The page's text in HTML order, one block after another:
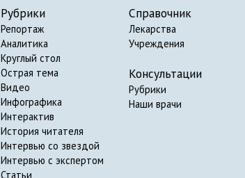
Рубрики
Репортаж
Аналитика
Круглый стол
Острая тема
Видео
Инфографика
Интерактив
История читателя
Интервью со звездой
Интервью с экспертом
Статьи
Справочник
Лекарства
Учреждения
Консультации
Рубрики
Наши врачи